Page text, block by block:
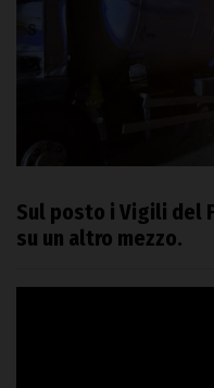
Sul posto i Vigili del
su un altro mezzo.